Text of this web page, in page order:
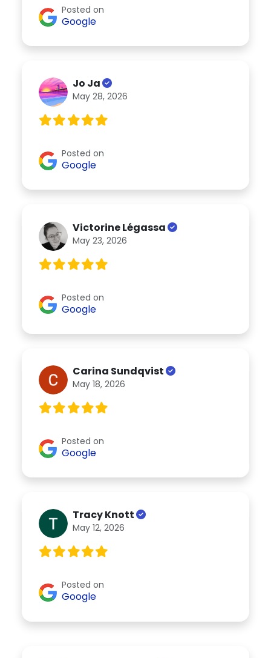
Posted on
Google
Jo Ja
May 28, 2026
Posted on
Google
Victorine Légassa
May 23, 2026
Posted on
Google
Carina Sundqvist
May 18, 2026
Posted on
Google
Tracy Knott
May 12, 2026
Posted on
Google